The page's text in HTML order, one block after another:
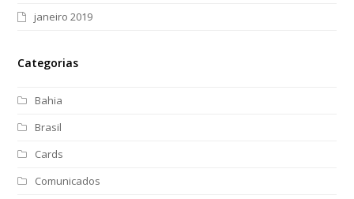
janeiro 2019
Categorias
Bahia
Brasil
Cards
Comunicados